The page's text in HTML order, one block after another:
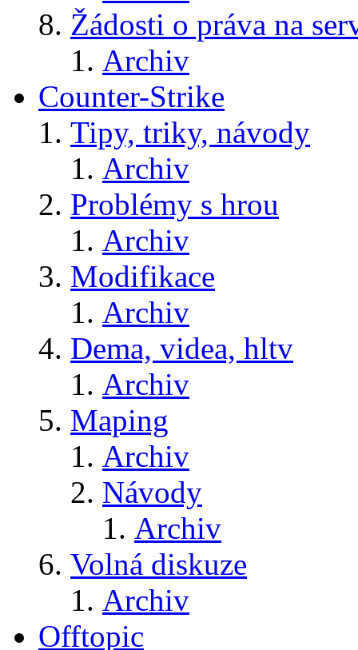
Žádosti o práva na
Archiv
Counter-Strike
Tipy, triky, návody
Archiv
Problémy s hrou
Archiv
Modifikace
Archiv
Dema, videa, hltv
Archiv
Maping
Archiv
Návody
Archiv
Volná diskuze
Archiv
Offtopic